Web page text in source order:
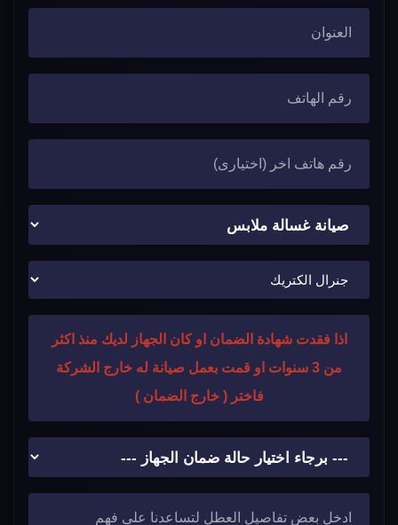
اذا فقدت شهادة الضمان او كان الجهاز لديك منذ اكثر
من 3 سنوات او قمت بعمل صيانة له خارج الشركة
فاختر ( خارج الضمان )